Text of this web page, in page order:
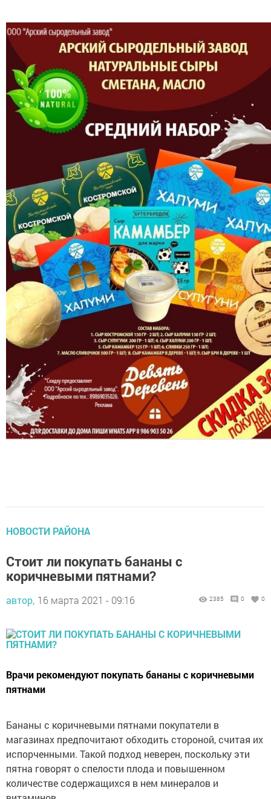
НОВОСТИ РАЙОНА
Стоит ли покупать бананы с
коричневыми пятнами?
автор, 16 марта 2021 - 09:16
Врачи рекомендуют покупать бананы с коричневыми
пятнами
Бананы с коричневыми пятнами покупатели в
магазинах предпочитают обходить стороной, считая их
испорченными. Такой подход неверен, поскольку эти
пятна говорят о спелости плода и повышенном
количестве содержащихся в нем минералов и
витаминов.